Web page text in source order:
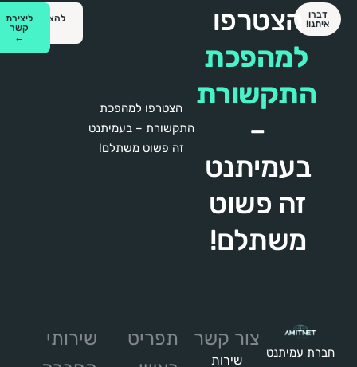
דברו
איתנו!
הצטרפו
למהפכת
התקשורת
בעמיתנט
זה פשוט
משתלם!
הצטרפו למהפכת
התקשורת – בעמיתנט
זה פשוט משתלם!
להצטרפותליצירת
עמיתנט
צור קשר
שירות
תפריט
שירותי